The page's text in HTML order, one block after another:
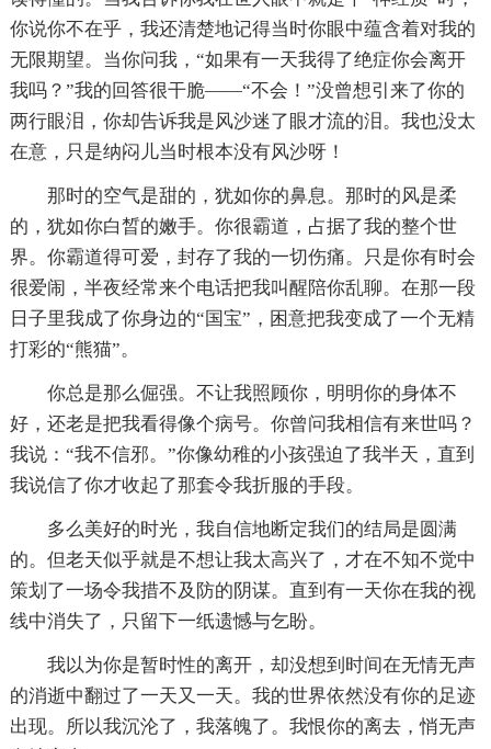
你说你不在乎，我还清楚地记得当时你眼中蕴含着对我的
无限期望。当你问我，“如果有一天我得了绝症你会离开
我吗？”我的回答很干脆——“不会！”没曾想引来了你的
两行眼泪，你却告诉我是风沙迷了眼才流的泪。我也没太
在意，只是纳闷儿当时根本没有风沙呀！
那时的空气是甜的，犹如你的鼻息。那时的风是柔
的，犹如你白晳的嫩手。你很霸道，占据了我的整个世
界。你霸道得可爱，封存了我的一切伤痛。只是你有时会
很爱闹，半夜经常来个电话把我叫醒陪你乱聊。在那一段
日子里我成了你身边的“国宝”，困意把我变成了一个无精
打彩的“熊猫”。
你总是那么倔强。不让我照顾你，明明你的身体不
好，还老是把我看得像个病号。你曾问我相信有来世吗？
我说：“我不信邪。”你像幼稚的小孩强迫了我半天，直到
我说信了你才收起了那套令我折服的手段。
多么美好的时光，我自信地断定我们的结局是圆满
的。但老天似乎就是不想让我太高兴了，才在不知不觉中
策划了一场令我措不及防的阴谋。直到有一天你在我的视
线中消失了，只留下一纸遗憾与乞盼。
我以为你是暂时性的离开，却没想到时间在无情无声
的消逝中翻过了一天又一天。我的世界依然没有你的足迹
出现。所以我沉沦了，我落魄了。我恨你的离去，悄无声